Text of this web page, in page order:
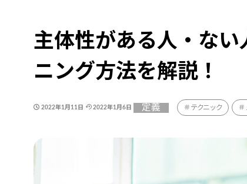
主体性がある人・な
ニング方法を解説！
2022年1月11日 2022年1月6日 定義 テクニック